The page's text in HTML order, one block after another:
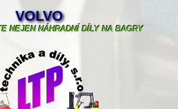
VOLVO
NEJEN NÁHRADNÍ DÍLY NA BAGRY